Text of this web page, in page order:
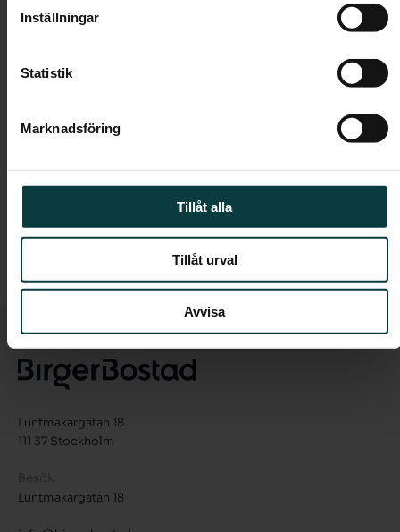
Inställningar
Statistik
Marknadsföring
Tillåt alla
Tillåt urval
Avvisa
77 kvm
Gå tillbaka till "Välj bostad"
Luntmakargatan 18
111 37 Stockholm
Besök
Luntmakargatan 18